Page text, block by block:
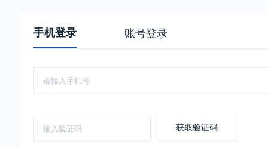
手机登录 账号登录
获取验证码